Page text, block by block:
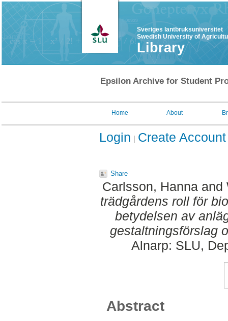
Sveriges lantbruksuniversitet
Swedish University of
Library
Epsilon Archive for Student
Home About
Login Create Account
Share
Carlsson, Hanna and
trädgårdens roll för
betydelsen av
gestaltningsförslag
Alnarp: SLU,
Abstract